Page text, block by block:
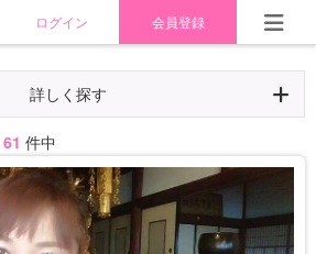
ログイン 会員登録
詳しく探す
61 件中